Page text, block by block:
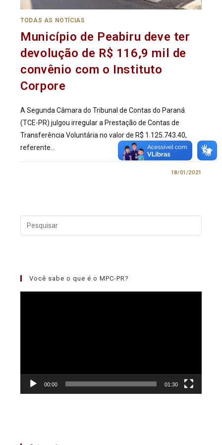
TODAS AS NOTÍCIAS
Município de Peabiru deve ter
devolução de R$ 116,9 mil de
convênio com o Instituto
Corpore
A Segunda Câmara do Tribunal de Contas do Paraná
(TCE-PR) julgou irregular a Prestação de Contas de
Transferência Voluntária no valor de R$ 1.125.743.40,
referente…
18/01/2021
Você sabe o que é o MPC-PR?
00:00 01:30